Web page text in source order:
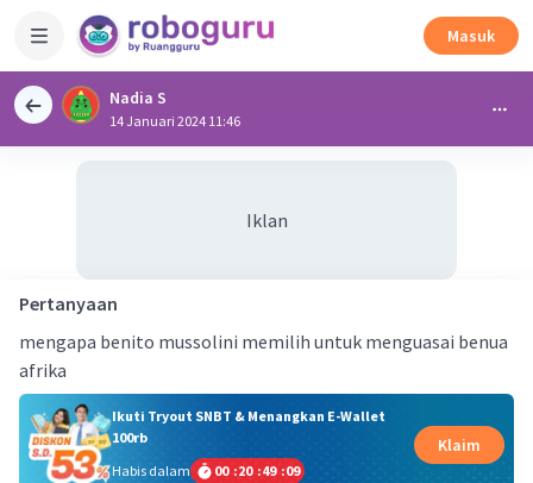
Masuk
Nadia S
14 Januari 2024 11:46
Iklan
Pertanyaan
mengapa benito mussolini memilih untuk menguasai benua
afrika
Ikuti Tryout SNBT & Menangkan E-Wallet
100rb
Habis dalam
00 :20 :49 :09
Klaim